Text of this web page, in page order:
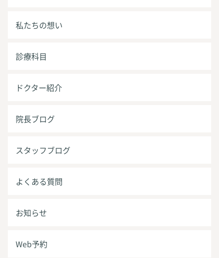
私たちの想い
診療科目
ドクター紹介
院長ブログ
スタッフブログ
よくある質問
お知らせ
Web予約